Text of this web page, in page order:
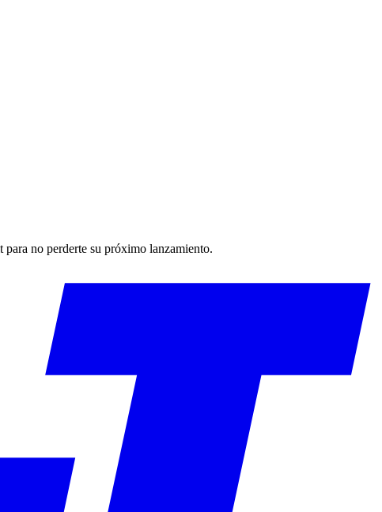
no perderte su próximo lanzamiento.